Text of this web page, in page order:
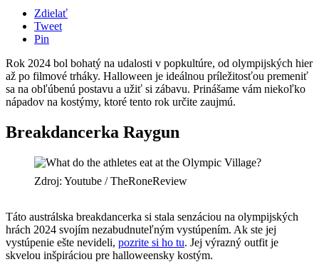
Zdielať
Tweet
Pin
Rok 2024 bol bohatý na udalosti v popkultúre, od olympijských hier
až po filmové trháky. Halloween je ideálnou príležitosťou premeniť
sa na obľúbenú postavu a užiť si zábavu. Prinášame vám niekoľko
nápadov na kostýmy, ktoré tento rok určite zaujmú.
Breakdancerka Raygun
Zdroj: Youtube / TheRoneReview
Táto austrálska breakdancerka si stala senzáciou na olympijských
hrách 2024 svojím nezabudnuteľným vystúpením. Ak ste jej
vystúpenie ešte nevideli, pozrite si ho tu. Jej výrazný outfit je
skvelou inšpiráciou pre halloweensky kostým.